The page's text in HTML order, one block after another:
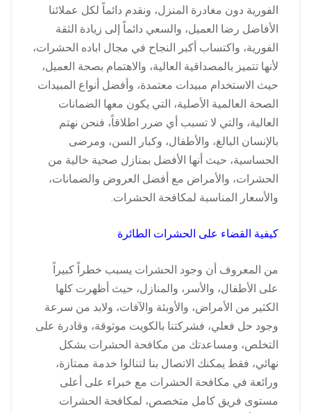
الفورية دون مغادرة المنزل، ونقدم دائماً لكل عملائنا
الأفاضل رضا العميل، والسعي دائماً إلى زيادة الثقة
الفورية، واكتساب أكبر النجاح في مجال اباده الحشرات،
لأنها تتميز بالمصداقية العالية، والاهتمام بصحة العميل،
حيث الاستخدام مبيدات معتمدة، وأفضل أنواع المبيدات
الصحة العالمية الأصلية، التي يكون معها الضمانات
العالية، والتي لا تسبب أي ضرر اطلاقاً، فنحن نهتم
بالإنسان البالغ، والأطفال، وكبار السن، ومرضى
الحساسية، حيث أنها الأفضل بمنازل صحية خالية من
الحشرات، والأمراض مع أفضل العروض والضمانات،
والأسعار المناسبة لمكافحة الحشرات.
كيفية القضاء على الحشرات الطائرة
من المعروف أن وجود الحشرات يسبب خطراً كبيراً
على الأطفال، والأسر، والمنازل، حيث أظهرت كلها
الكثير من الأمراض، والأوبئة والآفات، ولابد من سرعة
وجود حل فعلي، فشركتنا بالكويت موثوقة، وقادرة على
التخلص، ومساعدتك من مكافحة الحشرات بشكل
نهائي، فقط يمكنك الاتصال بنا لتنالوا خدمة ممتازة،
ورائعة في مكافحة الحشرات مع خبراء على أعلى
مستوى فريق كامل متخصص، لمكافحة الحشرات